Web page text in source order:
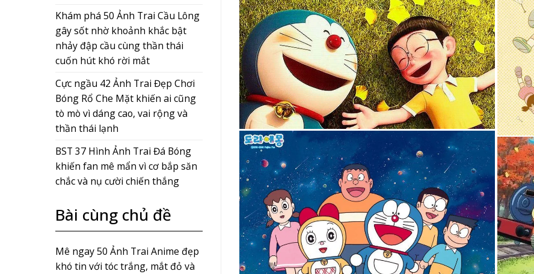
Khám phá 50 Ảnh Trai Cầu Lông
gây sốt nhờ khoảnh khắc bật
nhảy đập cầu cùng thần thái
cuốn hút khó rời mắt
Cực ngầu 42 Ảnh Trai Đẹp Chơi
Bóng Rổ Che Mặt khiến ai cũng
tò mò vì dáng cao, vai rộng và
thần thái lạnh
BST 37 Hình Ảnh Trai Đá Bóng
khiến fan mê mẩn vì cơ bắp săn
chắc và nụ cười chiến thắng
Bài cùng chủ đề
Mê ngay 50 Ảnh Trai Anime đẹp
khó tin với tóc trắng, mắt đỏ và